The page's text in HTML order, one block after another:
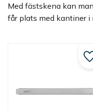
Med fästskena kan
får plats med kantiner i